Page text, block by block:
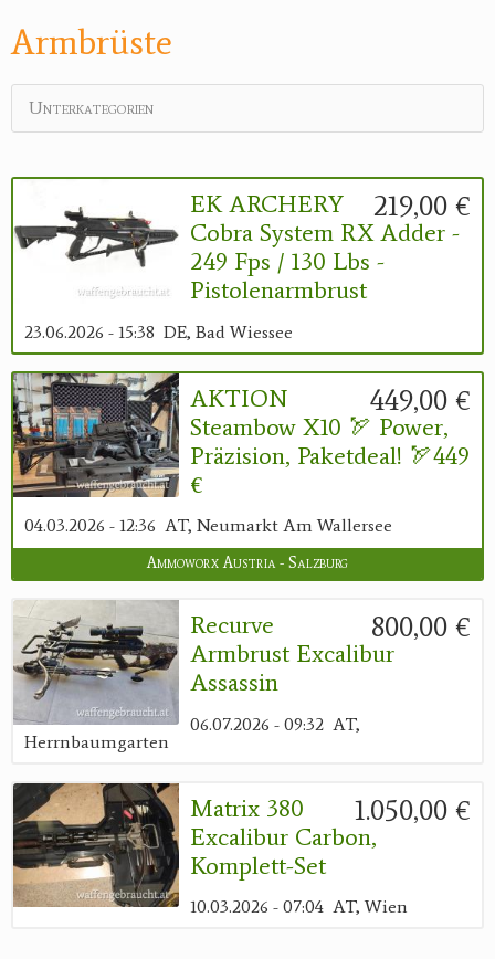
Armbrüste
Unterkategorien
219,00 €
EK ARCHERY
Cobra System RX Adder -
249 Fps / 130 Lbs -
Pistolenarmbrust
23.06.2026 - 15:38 DE, Bad Wiessee
449,00 €
AKTION
Steambow X10 🏹 Power,
Präzision, Paketdeal! 🏹449
€
04.03.2026 - 12:36 AT, Neumarkt Am Wallersee
Ammoworx Austria - Salzburg
800,00 €
Recurve
Armbrust Excalibur
Assassin
06.07.2026 - 09:32 AT,
Herrnbaumgarten
1.050,00 €
Matrix 380
Excalibur Carbon,
Komplett-Set
10.03.2026 - 07:04 AT, Wien